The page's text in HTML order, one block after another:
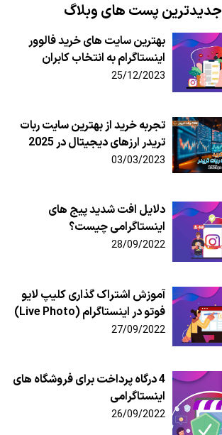
جدیدترین پست های وبلاگ
بهترین سایت‌ های خرید فالوور
اینستاگرام به انتخاب کابران
25/12/2023
تجربه خرید از بهترین سایت ربات
تریدر ارزهای دیجیتال در 2025
03/03/2023
دلایل افت شدید پیج های
اینستاگرامی چیست؟
28/09/2022
آموزش اشتراک گذاری کلیپ لایو
فوتو در اینستاگرام (Live Photo)
27/09/2022
4 درگاه پرداخت برای فروشگاه های
اینستاگرامی
26/09/2022